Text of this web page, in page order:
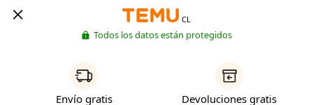
CL
Todos los datos están protegidos
Envío gratis Devoluciones gratis